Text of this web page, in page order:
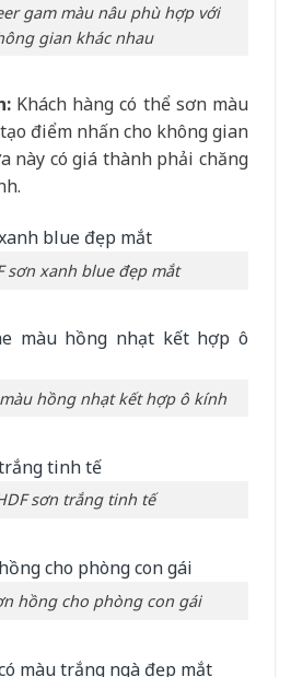
gam màu nâu phù hợp với
gian khác nhau
Khách hàng có thể sơn màu
điểm nhấn cho không gian
này có giá thành phải chăng
sơn xanh blue đẹp mắt
hồng nhạt kết hợp ô kính
sơn trắng tinh tế
hồng cho phòng con gái